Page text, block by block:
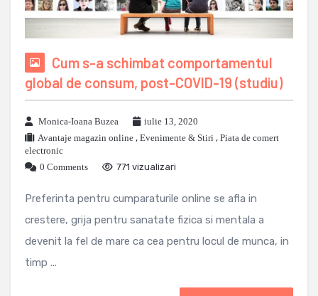
Cum s-a schimbat comportamentul
global de consum, post-COVID-19 (studiu)
Monica-Ioana Buzea
iulie 13, 2020
Avantaje magazin online , Evenimente & Stiri , Piata de comert
electronic
0 Comments
771 vizualizari
Preferinta pentru cumparaturile online se afla in
crestere, grija pentru sanatate fizica si mentala a
devenit la fel de mare ca cea pentru locul de munca, in
timp ...